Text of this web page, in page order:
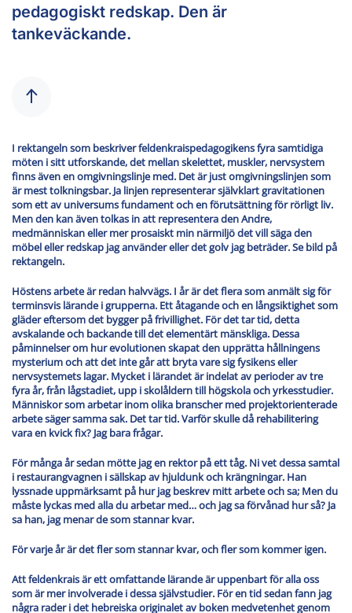
pedagogiskt redskap. Den är
tankeväckande.
I rektangeln som beskriver feldenkraispedagogikens fyra samtidiga
möten i sitt utforskande, det mellan skelettet, muskler, nervsystem
finns även en omgivningslinje med. Det är just omgivningslinjen som
är mest tolkningsbar. Ja linjen representerar självklart gravitationen
som ett av universums fundament och en förutsättning för rörligt liv.
Men den kan även tolkas in att representera den Andre,
medmänniskan eller mer prosaiskt min närmiljö det vill säga den
möbel eller redskap jag använder eller det golv jag beträder. Se bild på
rektangeln.
Höstens arbete är redan halvvägs. I år är det flera som anmält sig för
terminsvis lärande i grupperna. Ett åtagande och en långsiktighet som
gläder eftersom det bygger på frivillighet. För det tar tid, detta
avskalande och backande till det elementärt mänskliga. Dessa
påminnelser om hur evolutionen skapat den upprätta hållningens
mysterium och att det inte går att bryta vare sig fysikens eller
nervsystemets lagar. Mycket i lärandet är indelat av perioder av tre
fyra år, från lågstadiet, upp i skolåldern till högskola och yrkesstudier.
Människor som arbetar inom olika branscher med projektorienterade
arbete säger samma sak. Det tar tid. Varför skulle då rehabilitering
vara en kvick fix? Jag bara frågar.
För många år sedan mötte jag en rektor på ett tåg. Ni vet dessa samtal
i restaurangvagnen i sällskap av hjuldunk och krängningar. Han
lyssnade uppmärksamt på hur jag beskrev mitt arbete och sa; Men du
måste lyckas med alla du arbetar med… och jag sa förvånad hur så? Ja
sa han, jag menar de som stannar kvar.
För varje år är det fler som stannar kvar, och fler som kommer igen.
Att feldenkrais är ett omfattande lärande är uppenbart för alla oss
som är mer involverade i dessa självstudier. För en tid sedan fann jag
några rader i det hebreiska originalet av boken medvetenhet genom